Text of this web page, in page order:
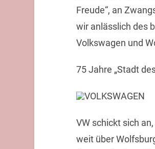
Freude“, an
wir anlässlich des
Volkswagen und
75 Jahre „Stadt
VW schickt sich
weit über